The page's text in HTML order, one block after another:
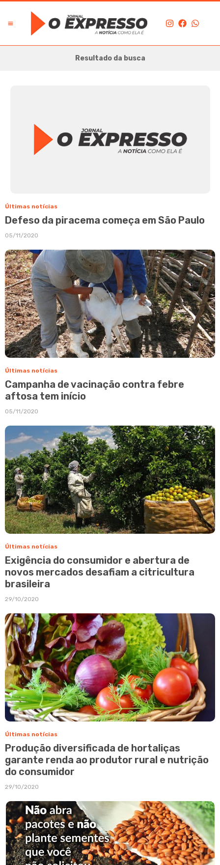
Resultado da busca
Últimas notícias
Defeso da piracema começa em São Paulo
05/11/2020
Últimas notícias
Campanha de vacinação contra febre
aftosa tem início
05/11/2020
Últimas notícias
Exigência do consumidor e abertura de
novos mercados desafiam a citricultura
brasileira
29/10/2020
Últimas notícias
Produção diversificada de hortaliças
garante renda ao produtor rural e nutrição
do consumidor
29/10/2020